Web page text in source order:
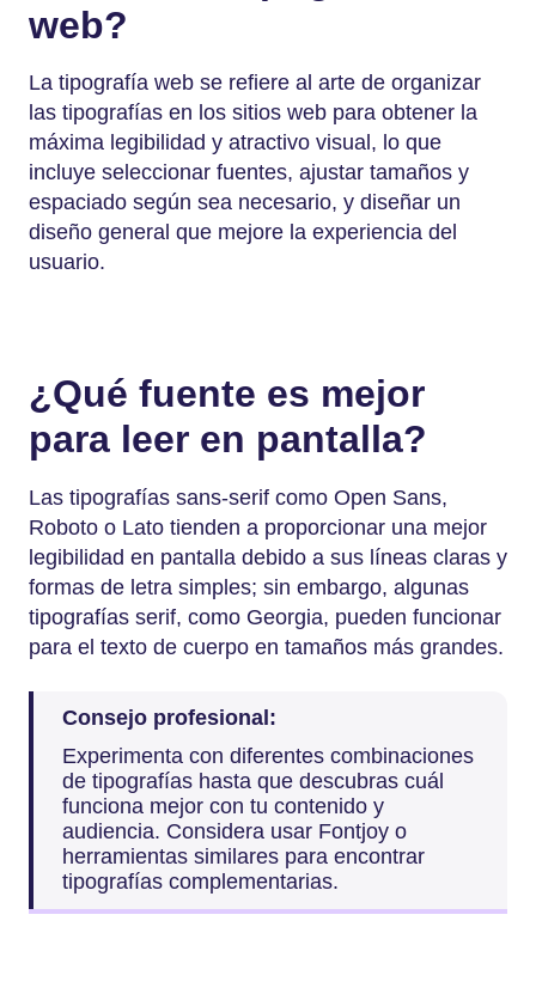
web?
La tipografía web se refiere al arte de organizar
las tipografías en los sitios web para obtener la
máxima legibilidad y atractivo visual, lo que
incluye seleccionar fuentes, ajustar tamaños y
espaciado según sea necesario, y diseñar un
diseño general que mejore la experiencia del
usuario.
¿Qué fuente es mejor
para leer en pantalla?
Las tipografías sans-serif como Open Sans,
Roboto o Lato tienden a proporcionar una mejor
legibilidad en pantalla debido a sus líneas claras y
formas de letra simples; sin embargo, algunas
tipografías serif, como Georgia, pueden funcionar
para el texto de cuerpo en tamaños más grandes.
Consejo profesional:
Experimenta con diferentes combinaciones
de tipografías hasta que descubras cuál
funciona mejor con tu contenido y
audiencia. Considera usar Fontjoy o
herramientas similares para encontrar
tipografías complementarias.